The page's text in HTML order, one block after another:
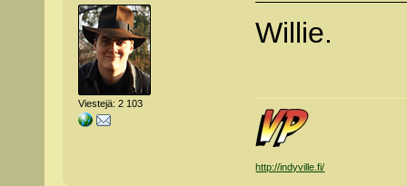
Viestejä: 2 103
Willie.
http://indyville.fi/